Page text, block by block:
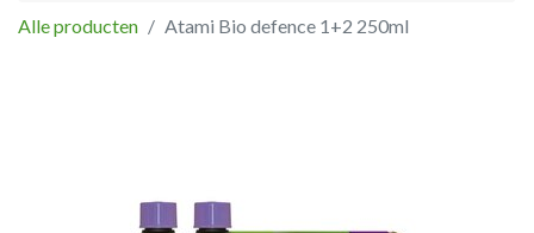
Alle producten Atami Bio defence 1+2 250ml